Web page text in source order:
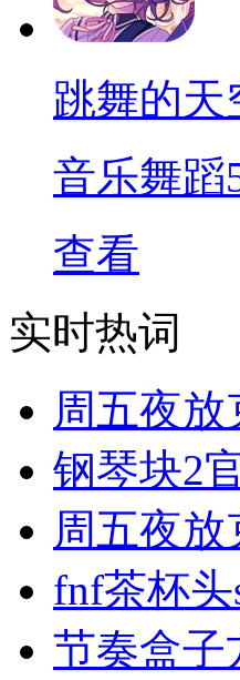
跳舞的天
音乐舞蹈
查看
实时热词
周五夜放
钢琴块2
周五夜
fnf茶杯头
节奏盒子